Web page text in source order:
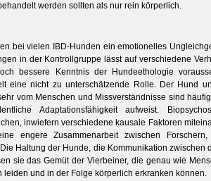
werden sollten als nur rein körperlich.
bei vielen IBD-Hunden ein emotionelles
in der Kontrollgruppe lässt auf verschiedene
bessere Kenntnis der Hundeethologie
eine nicht zu unterschätzende Rolle. Der Hund
vom Menschen und Missverständnisse sind
Adaptationsfähigkeit aufweist.
inwiefern verschiedene kausale Faktoren
­engere Zusammenarbeit zwischen
Haltung der Hunde, die Kommunikation zwischen
sie das Gemüt der Vierbeiner, die genau wie
leiden und in der Folge körperlich erkranken können.